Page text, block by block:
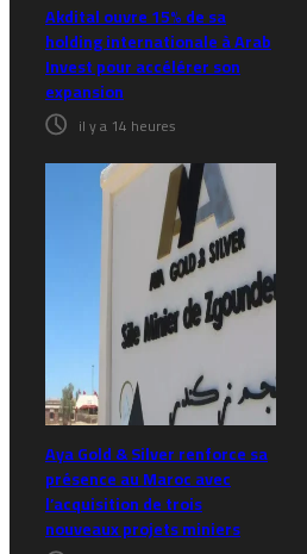
Akdital ouvre 15% de sa
holding internationale à Arab
Invest pour accélérer son
expansion
il y a 14 heures
Aya Gold & Silver renforce sa
présence au Maroc avec
l’acquisition de trois
nouveaux projets miniers